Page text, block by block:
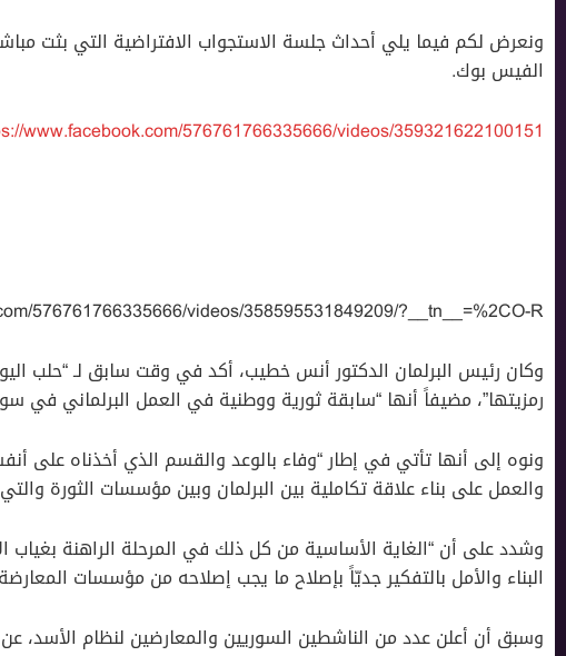
ونعرض لكم فيما يلي أحداث جلسة الاستجواب الافتراضية التي بثت
الفيس بوك.
www.facebook.com/576761766335666/videos/359321622100151
576761766335666/videos/358595531849209/?__tn__=%2CO-R
وكان رئيس البرلمان الدكتور أنس خطيب، أكد في وقت سابق لـ “حلب
رمزيتها”، مضيفاً أنها “سابقة ثورية ووطنية في العمل البرلماني في
ونوه إلى أنها تأتي في إطار “وفاء بالوعد والقسم الذي أخذناه على
والعمل على بناء علاقة تكاملية بين البرلمان وبين مؤسسات الثورة
وشدد على أن “الغاية الأساسية من كل ذلك في المرحلة الراهنة بغياب
البناء والأمل بالتفكير جديّاً بإصلاح ما يجب إصلاحه من مؤسسات
وسبق أن أعلن عدد من الناشطين السوريين والمعارضين لنظام الأسد، عن